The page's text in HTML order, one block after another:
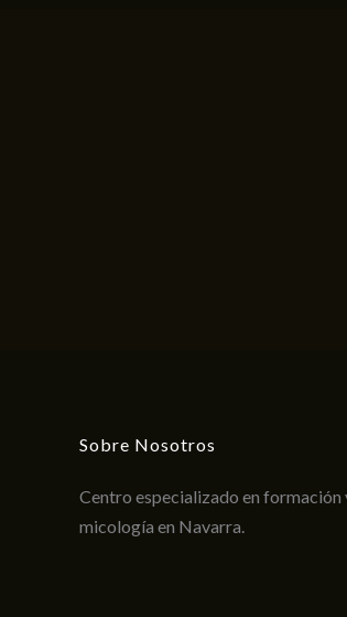
Sobre Nosotros
Centro especializado en formación
micología en Navarra.